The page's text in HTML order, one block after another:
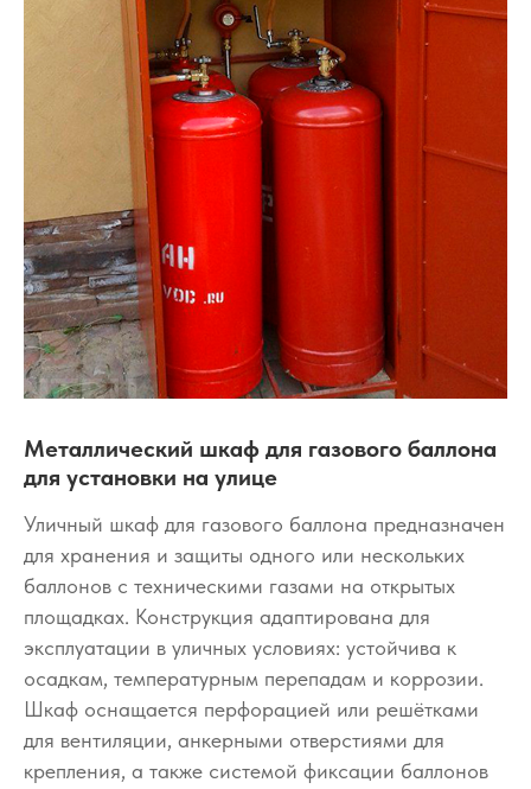
Металлический шкаф для газового баллона
для установки на улице
Уличный шкаф для газового баллона предназначен
для хранения и защиты одного или нескольких
баллонов с техническими газами на открытых
площадках. Конструкция адаптирована для
эксплуатации в уличных условиях: устойчива к
осадкам, температурным перепадам и коррозии.
Шкаф оснащается перфорацией или решётками
для вентиляции, анкерными отверстиями для
крепления, а также системой фиксации баллонов